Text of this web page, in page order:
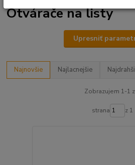
Otvárače na listy
Upresniť
Najnovšie Najlacnejšie
Zobrazujem 1-1
strana z 1